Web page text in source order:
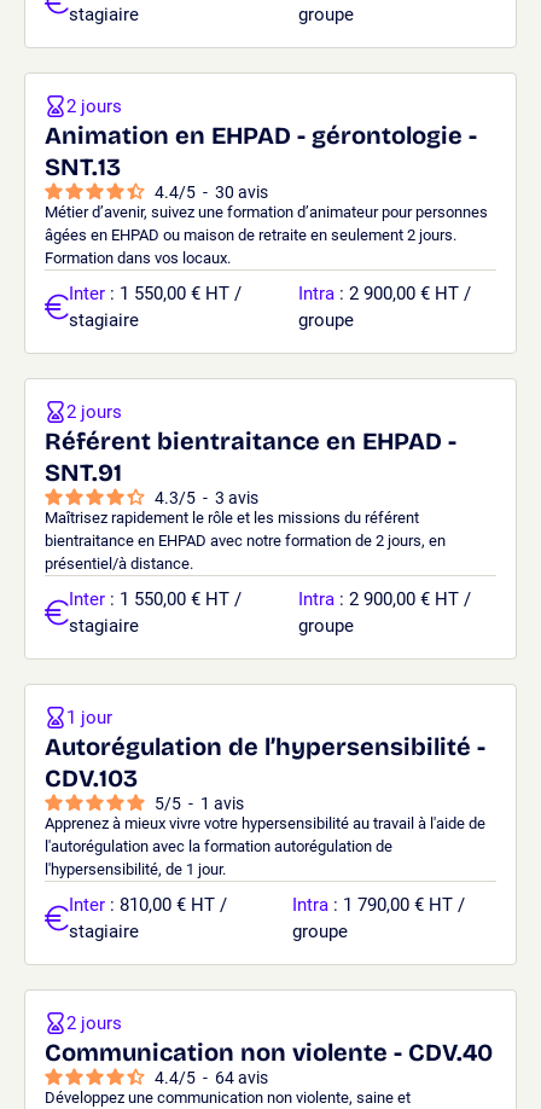
stagiaire
groupe
Animation en EHPAD - gérontologie -
SNT.13
4.4/5 - 30 avis
Métier d’avenir, suivez une formation d’animateur pour personnes
âgées en EHPAD ou maison de retraite en seulement 2 jours.
Formation dans vos locaux.
2 jours
Inter : 1 550,00 € HT /
stagiaire
Intra : 2 900,00 € HT /
groupe
Référent bientraitance en EHPAD -
SNT.91
4.3/5 - 3 avis
Maîtrisez rapidement le rôle et les missions du référent
bientraitance en EHPAD avec notre formation de 2 jours, en
présentiel/à distance.
2 jours
Inter : 1 550,00 € HT /
stagiaire
Intra : 2 900,00 € HT /
groupe
Autorégulation de l’hypersensibilité -
CDV.103
5/5 - 1 avis
Apprenez à mieux vivre votre hypersensibilité au travail à l'aide de
l'autorégulation avec la formation autorégulation de
l'hypersensibilité, de 1 jour.
1 jour
Inter : 810,00 € HT /
stagiaire
Intra : 1 790,00 € HT /
groupe
Communication non violente - CDV.40
4.4/5 - 64avis
Développez une communication non violente, saine et
2 jours